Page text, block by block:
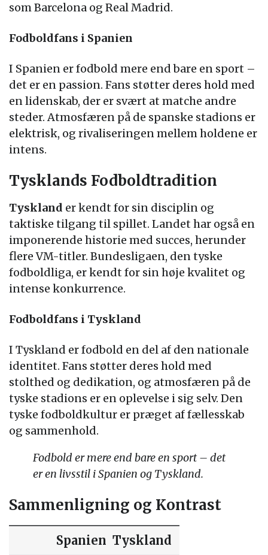
som Barcelona og Real Madrid.
Fodboldfans i Spanien
I Spanien er fodbold mere end bare en sport –
det er en passion. Fans støtter deres hold med
en lidenskab, der er svært at matche andre
steder. Atmosfæren på de spanske stadions er
elektrisk, og rivaliseringen mellem holdene er
intens.
Tysklands Fodboldtradition
Tyskland er kendt for sin disciplin og
taktiske tilgang til spillet. Landet har også en
imponerende historie med succes, herunder
flere VM-titler. Bundesligaen, den tyske
fodboldliga, er kendt for sin høje kvalitet og
intense konkurrence.
Fodboldfans i Tyskland
I Tyskland er fodbold en del af den nationale
identitet. Fans støtter deres hold med
stolthed og dedikation, og atmosfæren på de
tyske stadions er en oplevelse i sig selv. Den
tyske fodboldkultur er præget af fællesskab
og sammenhold.
Fodbold er mere end bare en sport – det
er en livsstil i Spanien og Tyskland.
Sammenligning og Kontrast
Spanien Tyskland